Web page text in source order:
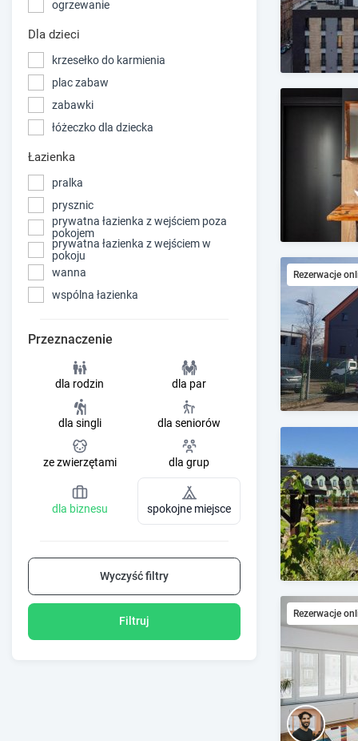
ogrzewanie
Dla dzieci
krzesełko do karmienia
plac zabaw
zabawki
łóżeczko dla dziecka
Łazienka
pralka
prysznic
prywatna łazienka z wejściem poza
pokojem
prywatna łazienka z wejściem w
pokoju
wanna
wspólna łazienka
Przeznaczenie
dla rodzin dla par
dla singli dla seniorów
ze zwierzętami dla grup
dla biznesu spokojne miejsce
Wyczyść filtry
Filtruj
Rezerwacje
Rezerwacje